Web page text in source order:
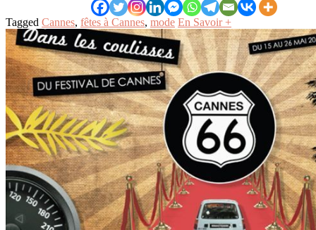
Tagged Cannes, fêtes à Cannes, mode En Savoir +